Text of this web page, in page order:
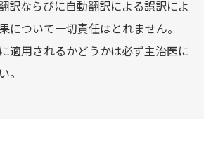
訳ならびに自動翻訳による誤訳によ
について一切責任はとれません。
適用されるかどうかは必ず主治医に
。